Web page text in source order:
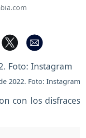
2022. Foto: Instagram
con los disfraces